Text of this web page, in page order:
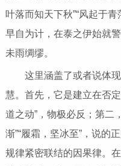
叶落而知天下秋”“风起于
早自为计，在泰之伊始就
未雨绸缪。
这里涵盖了或者说体
慧。首先，它是建立在否
道之动”，物极必反；第二
渐”“履霜，坚冰至”，说的
规律紧密联结的因果律。